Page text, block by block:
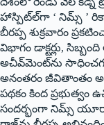
హాస్పిట్‌ల్‌గా ‘ నిమ్స్ ’
బీరప్ప శుక్రవారం
విభాగం డాక్టర్లు,
అచీవ్‌మెంట్‌ను
అనంతరం జీవితాంతం
పథకం కింద ప్రభుత్వం
సందర్భంగా నిమ్స్